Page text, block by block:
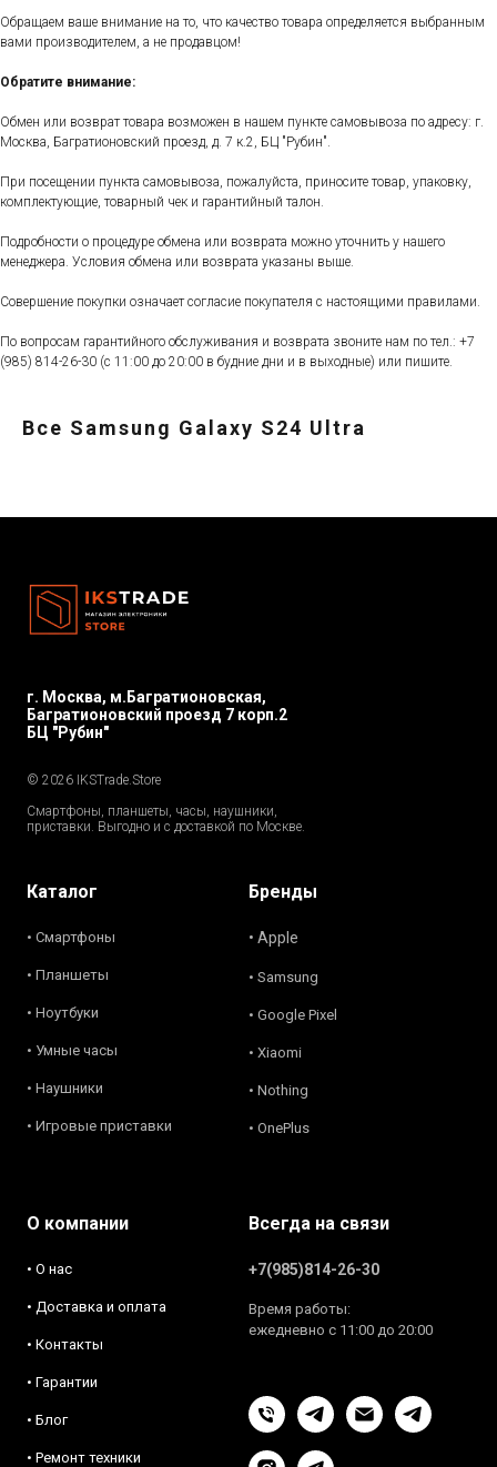
Обращаем ваше внимание на то, что качество товара определяется выбранным
вами производителем, а не продавцом!
Обратите внимание:
Обмен или возврат товара возможен в нашем пункте самовывоза по адресу: г.
Москва, Багратионовский проезд, д. 7 к.2, БЦ "Рубин".
При посещении пункта самовывоза, пожалуйста, приносите товар, упаковку,
комплектующие, товарный чек и гарантийный талон.
Подробности о процедуре обмена или возврата можно уточнить у нашего
менеджера. Условия обмена или возврата указаны выше.
Совершение покупки означает согласие покупателя с настоящими правилами.
По вопросам гарантийного обслуживания и возврата звоните нам по тел.: +7
(985) 814-26-30 (с 11:00 до 20:00 в будние дни и в выходные) или пишите.
Все Samsung Galaxy S24 Ultra
г. Москва, м.Багратионовская,
Багратионовский проезд 7 корп.2
БЦ "Рубин"
© 2026 IKSTrade.Store
Смартфоны, планшеты, часы, наушники,
приставки. Выгодно и с доставкой по Москве.
Каталог
• Смартфоны
• Планшеты
• Ноутбуки
• Умные часы
• Наушники
• Игровые приставки
Бренды
• Apple
• Samsung
• Google Pixel
• Xiaomi
• Nothing
• OnePlus
О компании
• О нас
• Доставка и оплата
• Контакты
• Гарантии
• Блог
• Ремонт техники
Всегда на связи
+7(985)814-26-30
Время работы:
ежедневно с 11:00 до 20:00